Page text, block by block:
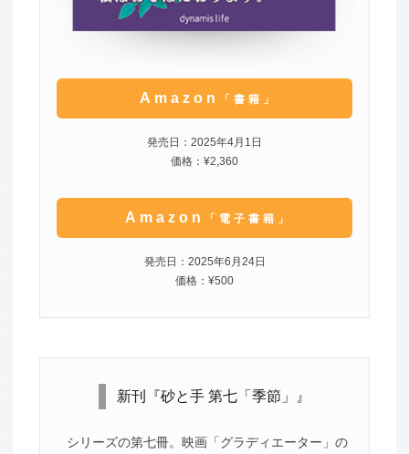
Amazon 「書籍」
発売日：2025年4月1日
価格：¥2,360
Amazon 「電子書籍」
発売日：2025年6月24日
価格：¥500
新刊『砂と手 第七「季節」』
シリーズの第七冊。映画「グラディエーター」の